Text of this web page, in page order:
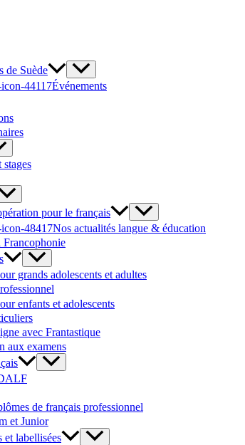
de Suède
Événements
pour le français
Nos actualités langue & éducation
Francophonie
grands adolescents et adultes
enfants et adolescents
avec Frantastique
aux examens
de français professionnel
et Junior
et labellisées